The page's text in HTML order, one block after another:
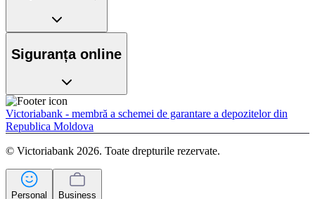
Siguranța online
Victoriabank - membră a schemei de garantare a depozitelor din
Republica Moldova
© Victoriabank 2026. Toate drepturile rezervate.
Personal Business